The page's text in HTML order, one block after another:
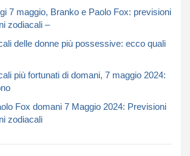
7 maggio, Branko e Paolo Fox: previsioni
zodiacali –
delle donne più possessive: ecco quali
più fortunati di domani, 7 maggio 2024:
Fox domani 7 Maggio 2024: Previsioni
zodiacali​​​​​